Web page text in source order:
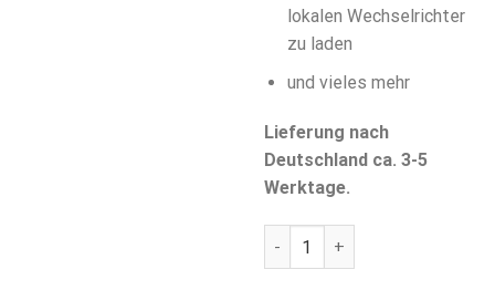
lokalen Wechselrichter
zu laden
und vieles mehr
Lieferung nach
Deutschland ca. 3-5
Werktage.
ABB Terra AC 22kW, Type 2